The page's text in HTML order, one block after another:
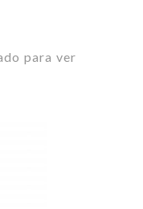
para ver